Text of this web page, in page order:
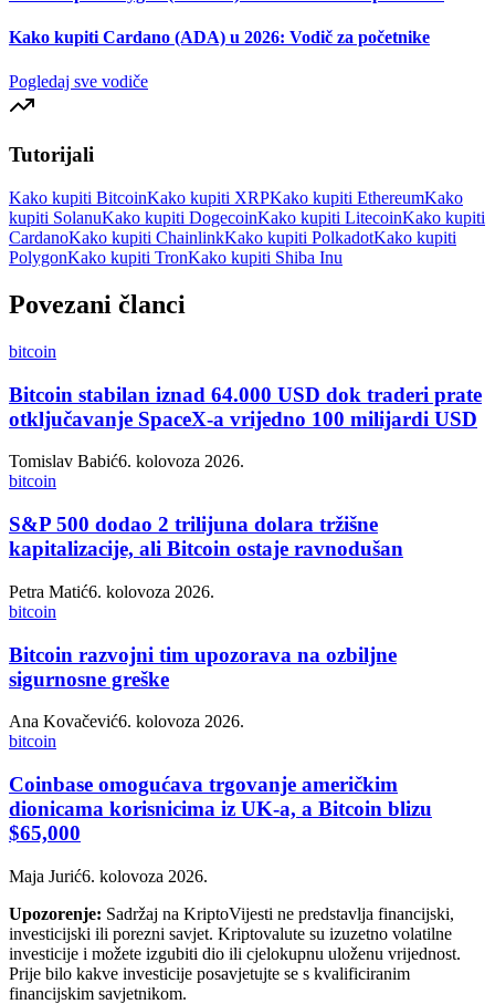
Kako kupiti Cardano (ADA) u 2026: Vodič za početnike
Pogledaj sve vodiče
Tutorijali
Kako kupiti BitcoinKako kupiti XRPKako kupiti EthereumKako
kupiti SolanuKako kupiti DogecoinKako kupiti LitecoinKako kupiti
CardanoKako kupiti ChainlinkKako kupiti PolkadotKako kupiti
PolygonKako kupiti TronKako kupiti Shiba Inu
Povezani članci
bitcoin
Bitcoin stabilan iznad 64.000 USD dok traderi prate
otključavanje SpaceX-a vrijedno 100 milijardi USD
Tomislav Babić6. kolovoza 2026.
bitcoin
S&P 500 dodao 2 trilijuna dolara tržišne
kapitalizacije, ali Bitcoin ostaje ravnodušan
Petra Matić6. kolovoza 2026.
bitcoin
Bitcoin razvojni tim upozorava na ozbiljne
sigurnosne greške
Ana Kovačević6. kolovoza 2026.
bitcoin
Coinbase omogućava trgovanje američkim
dionicama korisnicima iz UK-a, a Bitcoin blizu
$65,000
Maja Jurić6. kolovoza 2026.
Upozorenje: Sadržaj na KriptoVijesti ne predstavlja financijski,
investicijski ili porezni savjet. Kriptovalute su izuzetno volatilne
investicije i možete izgubiti dio ili cjelokupnu uloženu vrijednost.
Prije bilo kakve investicije posavjetujte se s kvalificiranim
financijskim savjetnikom.